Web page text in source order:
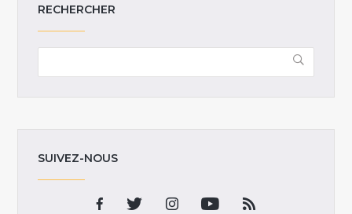
RECHERCHER
SUIVEZ-NOUS